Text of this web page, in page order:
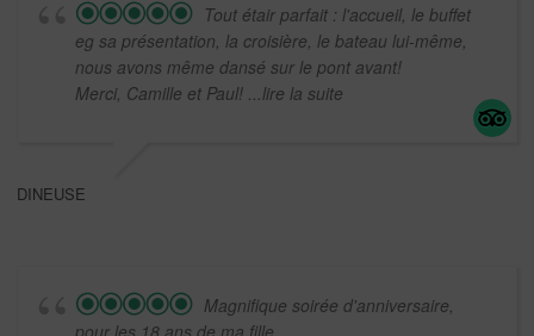
Tout étair parfait : l'accueil, le buffet
eg sa présentation, la croisière, le bateau lui-même,
nous avons même dansé sur le pont avant!
Merci, Camille et Paul! ...lire la suite
DINEUSE
Magnifique soirée d'anniversaire,
pour les 18 ans de ma fille.